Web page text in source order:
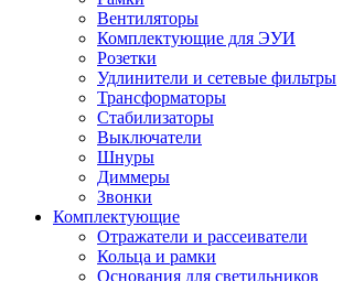
Вентиляторы
Комплектующие для ЭУИ
Розетки
Удлинители и сетевые фильтры
Трансформаторы
Стабилизаторы
Выключатели
Шнуры
Диммеры
Звонки
Комплектующие
Отражатели и рассеиватели
Кольца и рамки
Основания для светильников